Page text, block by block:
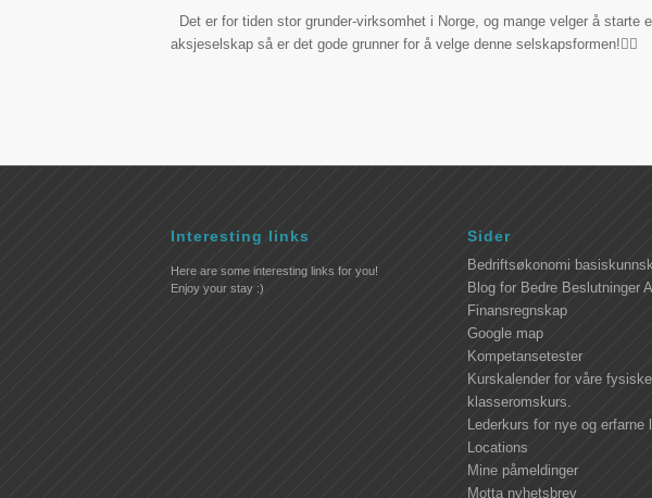
Det er for tiden stor grunder-virksomhet i Norge, og mange velger å starte
aksjeselskap så er det gode grunner for å velge denne selskapsformen!
Interesting links
Here are some interesting links for you!
Enjoy your stay :)
Sider
Bedriftsøkonomi
Blog for Bedre Beslutninger
Finansregnskap
Google map
Kompetansetester
Kurskalender for våre fysiske
klasseromskurs.
Lederkurs for nye og erfarne
Locations
Mine påmeldinger
Motta nyhetsbrev